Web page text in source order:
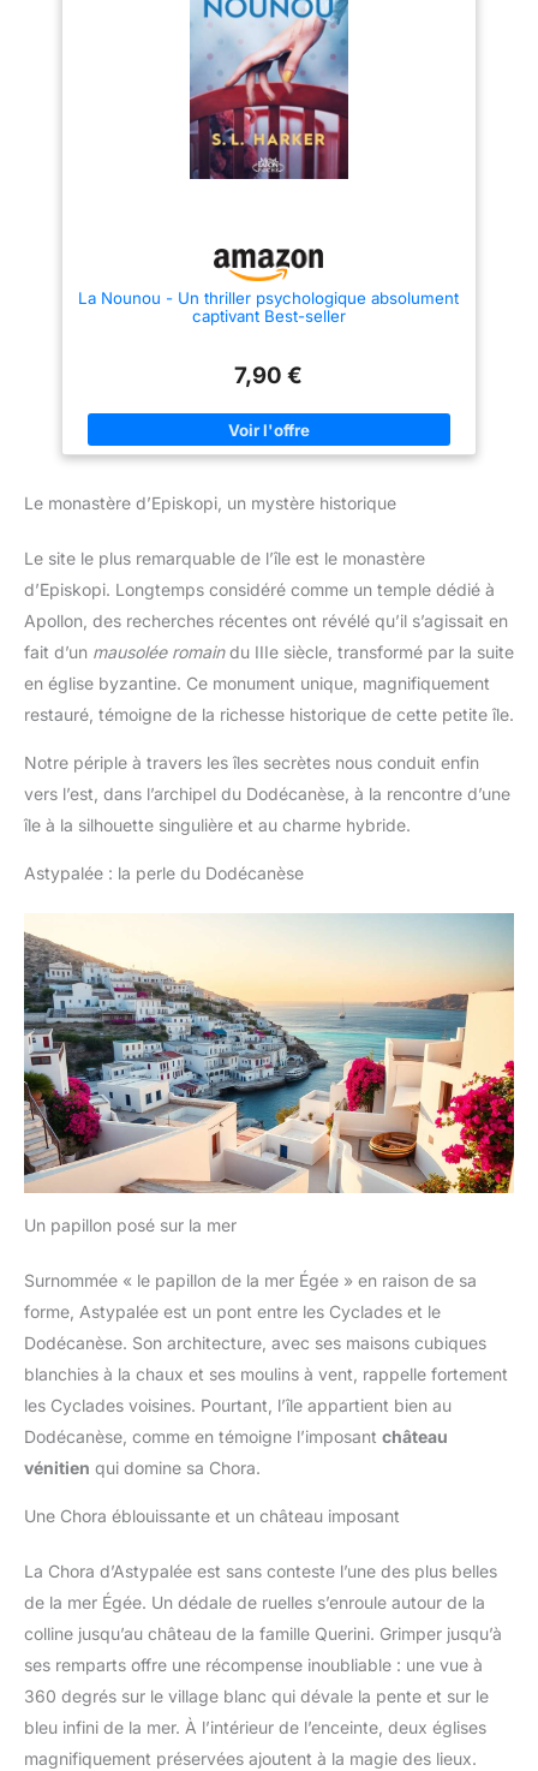
La Nounou - Un thriller psychologique absolument
captivant Best-seller
7,90 €
Le monastère d’Episkopi, un mystère historique
Le site le plus remarquable de l’île est le monastère
d’Episkopi. Longtemps considéré comme un temple dédié à
Apollon, des recherches récentes ont révélé qu’il s’agissait en
fait d’un mausolée romaindu IIIe siècle, transformé par la suite
en église byzantine. Ce monument unique, magnifiquement
restauré, témoigne de la richesse historique de cette petite île.
Notre périple à travers les îles secrètes nous conduit enfin
vers l’est, dans l’archipel du Dodécanèse, à la rencontre d’une
île à la silhouette singulière et au charme hybride.
Astypalée : la perle du Dodécanèse
Un papillon posé sur la mer
Surnommée « le papillon de la mer Égée » en raison de sa
forme, Astypalée est un pont entre les Cyclades et le
Dodécanèse. Son architecture, avec ses maisons cubiques
blanchies à la chaux et ses moulins à vent, rappelle fortement
les Cyclades voisines. Pourtant, l’île appartient bien au
Dodécanèse, comme en témoigne l’imposant château
vénitien qui domine sa Chora.
Une Chora éblouissante et un château imposant
La Chora d’Astypalée est sans conteste l’une des plus belles
de la mer Égée. Un dédale de ruelles s’enroule autour de la
colline jusqu’au château de la famille Querini. Grimper jusqu’à
ses remparts offre une récompense inoubliable : une vue à
360 degrés sur le village blanc qui dévale la pente et sur le
bleu infini de la mer. À l’intérieur de l’enceinte, deux églises
magnifiquement préservées ajoutent à la magie des lieux.